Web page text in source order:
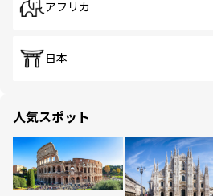
アフリカ
日本
人気スポット